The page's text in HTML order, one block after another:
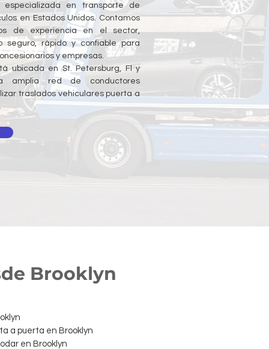
especializada en transporte de
en Estados Unidos. Contamos
de experiencia en el sector,
seguro, rápido y confiable para
y empresas.
ubicada en St. Petersburg, Fl y
amplia red de conductores
traslados vehiculares puerta a
Brooklyn
a puerta en Brooklyn
en Brooklyn